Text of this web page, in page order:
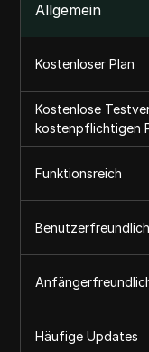
Allgemein
Kostenloser Plan
Kostenlose
kostenpflichtigen
Funktionsreich
Häufige Updates